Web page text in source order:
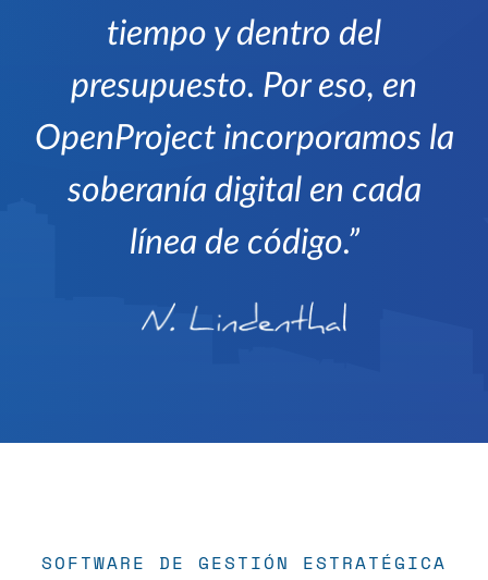
tiempo y dentro del
presupuesto. Por eso, en
OpenProject incorporamos la
soberanía digital en cada
línea de código.
SOFTWARE DE GESTIÓN ESTRATÉGICA